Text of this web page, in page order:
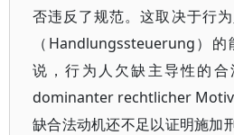
否违反了规范。这取决于行
（Handlungssteuerung）
说，行为人欠缺主导性的
dominanter rechtlicher
缺合法动机还不足以证明施加